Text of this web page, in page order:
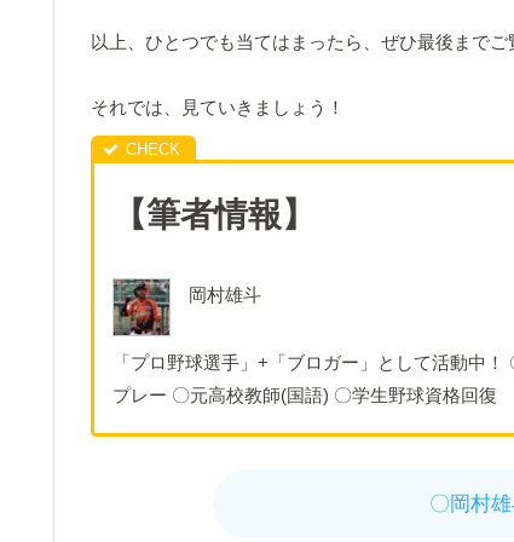
以上、ひとつでも当てはまったら、ぜひ最後までご
それでは、見ていきましょう！
【筆者情報】
岡村雄斗
「プロ野球選手」+「ブロガー」として活動中
プレー 〇元高校教師(国語) 〇学生野球資格回復
〇岡村